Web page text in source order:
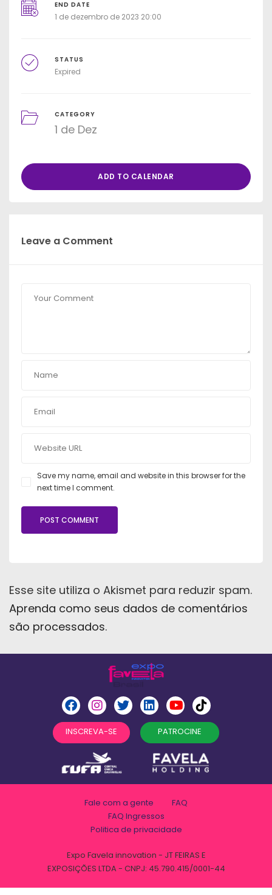
END DATE
1 de dezembro de 2023 20:00
STATUS
Expired
CATEGORY
1 de Dez
ADD TO CALENDAR
Leave a Comment
Save my name, email and website in this browser for the
next time I comment.
Esse site utiliza o Akismet para reduzir spam.
Aprenda como seus dados de comentários
são processados.
INSCREVA-SE PATROCINE
Fale com a gente
FAQ
FAQ Ingressos
Politica de privacidade
Expo Favela innovation - JT FEIRAS E
EXPOSIÇÕES LTDA - CNPJ: 45.790.415/0001-44